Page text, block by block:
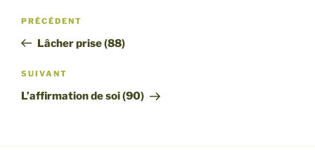
Navigation
l’article
Article
précédent
PRÉCÉDENT
Lâcher prise (88)
Article
suivant
SUIVANT
L’affirmation de soi (90)